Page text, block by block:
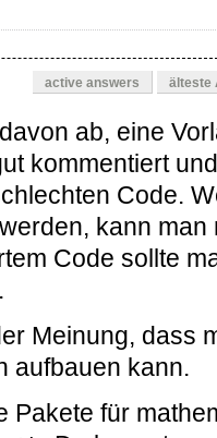
active answers älteste
ab, eine
kommentiert
Code.
kann
Code sollte
Meinung, dass
aufbauen kann.
Pakete für